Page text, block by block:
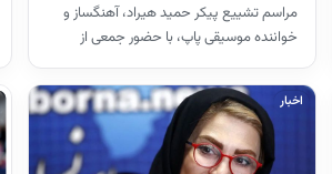
مراسم تشییع پیکر حمید هیراد، آهنگساز و
خواننده موسیقی پاپ، با حضور جمعی از
اخبار